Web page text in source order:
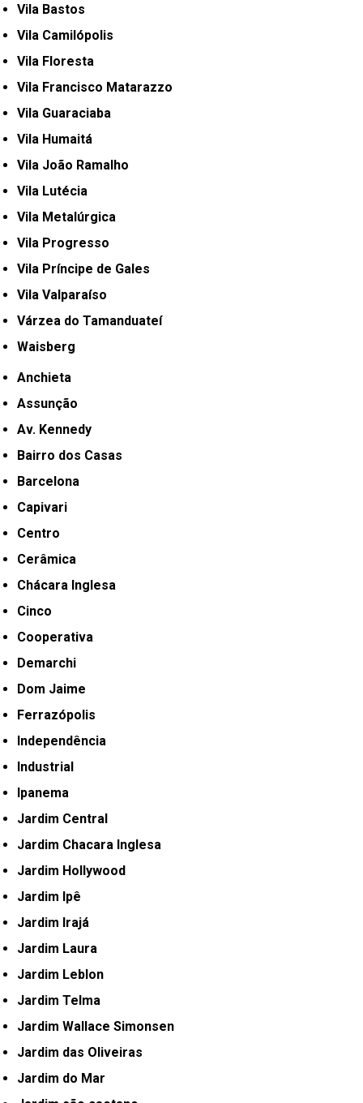
Vila Bastos
Vila Camilópolis
Vila Floresta
Vila Francisco Matarazzo
Vila Guaraciaba
Vila Humaitá
Vila João Ramalho
Vila Lutécia
Vila Metalúrgica
Vila Progresso
Vila Príncipe de Gales
Vila Valparaíso
Várzea do Tamanduateí
Waisberg
Anchieta
Assunção
Av. Kennedy
Bairro dos Casas
Barcelona
Capivari
Centro
Cerâmica
Chácara Inglesa
Cinco
Cooperativa
Demarchi
Dom Jaime
Ferrazópolis
Independência
Industrial
Ipanema
Jardim Central
Jardim Chacara Inglesa
Jardim Hollywood
Jardim Ipê
Jardim Irajá
Jardim Laura
Jardim Leblon
Jardim Telma
Jardim Wallace Simonsen
Jardim das Oliveiras
Jardim do Mar